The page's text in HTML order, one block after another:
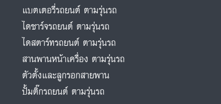
แบตเตอรี่รถยนต์ ตามรุ่นรถ
ไดชาร์จรถยนต์ ตามรุ่นรถ
ไดสตาร์ทรถยนต์ ตามรุ่นรถ
สานพานหน้าเครื่อง ตามรุ่นรถ
ตัวตั้งและลูกรอกสายพาน
ปั้มติ๊กรถยนต์ ตามรุ่นรถ